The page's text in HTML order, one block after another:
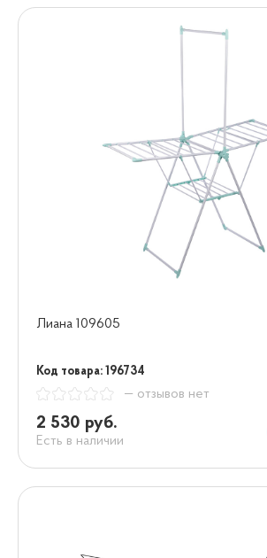
Лиана 109605
Код товара: 196734
— отзывов нет
2 530 руб.
Есть в наличии